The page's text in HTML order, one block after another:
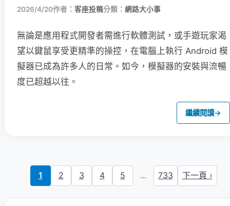
2026/4/20作者： 客座投稿分類： 網路大小事
無論是應用程式開發者需進行軟體測試，或手遊玩家渴
望以鍵鼠享受更精準的操控，在電腦上執行 Android 模
擬器已成為許多人的日常。如今，模擬器的安裝與流暢
度已超越以往。
繼續閱讀→
1 2 3 4 5 ... 733 下一頁 ›